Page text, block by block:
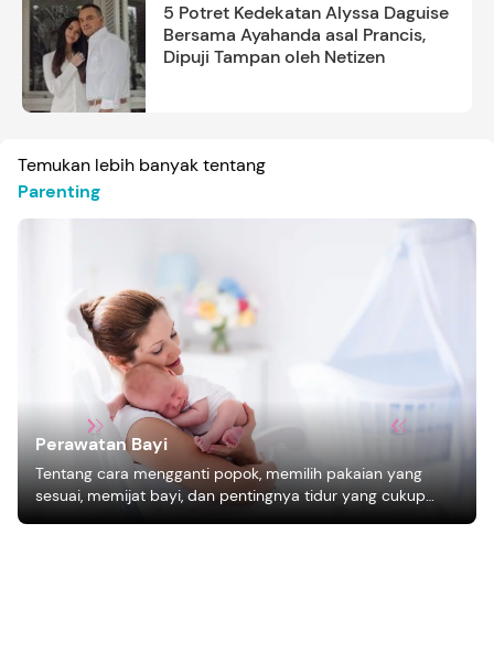
5 Potret Kedekatan Alyssa Daguise
Bersama Ayahanda asal Prancis,
Dipuji Tampan oleh Netizen
Temukan lebih banyak tentang
Parenting
Perawatan Bayi
Tentang cara mengganti popok, memilih pakaian yang
sesuai, memijat bayi, dan pentingnya tidur yang cukup
bagi pertumbuhan bayi.